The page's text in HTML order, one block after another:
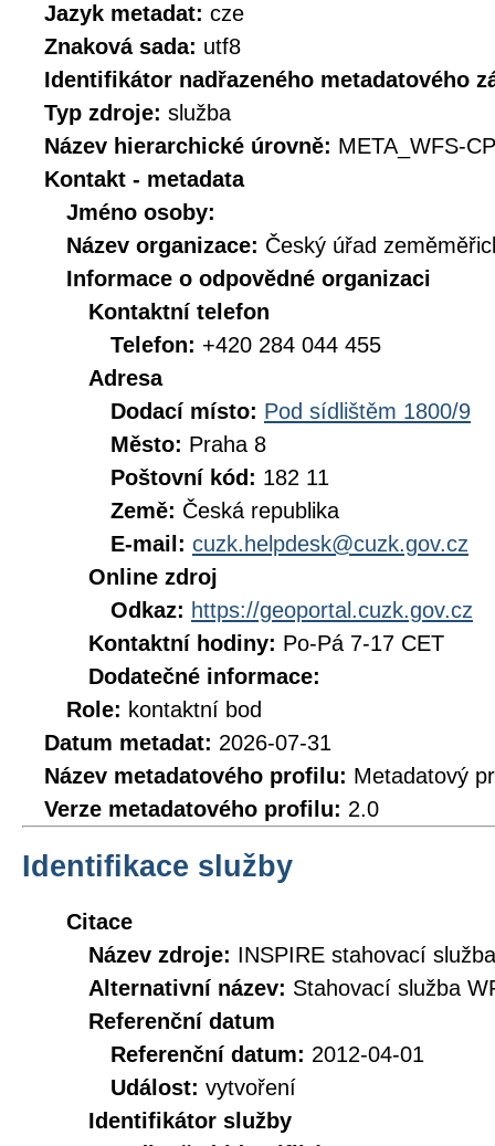
Jazyk metadat: cze
Znaková sada: utf8
Identifikátor nadřazeného metadatového
Typ zdroje: služba
Název hierarchické úrovně: META_WFS-
Kontakt - metadata
Jméno osoby:
Název organizace: Český úřad
Informace o odpovědné organizaci
Kontaktní telefon
Telefon: +420 284 044 455
Adresa
Dodací místo: Pod sídlištěm 1800/9
Město: Praha 8
Poštovní kód: 182 11
Země: Česká republika
E-mail: cuzk.helpdesk@cuzk.gov.cz
Online zdroj
Odkaz: https://geoportal.cuzk.gov.cz
Kontaktní hodiny: Po-Pá 7-17 CET
Dodatečné informace:
Role: kontaktní bod
Datum metadat: 2026-07-31
Název metadatového profilu: Metadatový
Verze metadatového profilu: 2.0
Identifikace služby
Citace
Název zdroje: INSPIRE stahovací
Alternativní název: Stahovací služba
Referenční datum
Referenční datum: 2012-04-01
Událost: vytvoření
Identifikátor služby